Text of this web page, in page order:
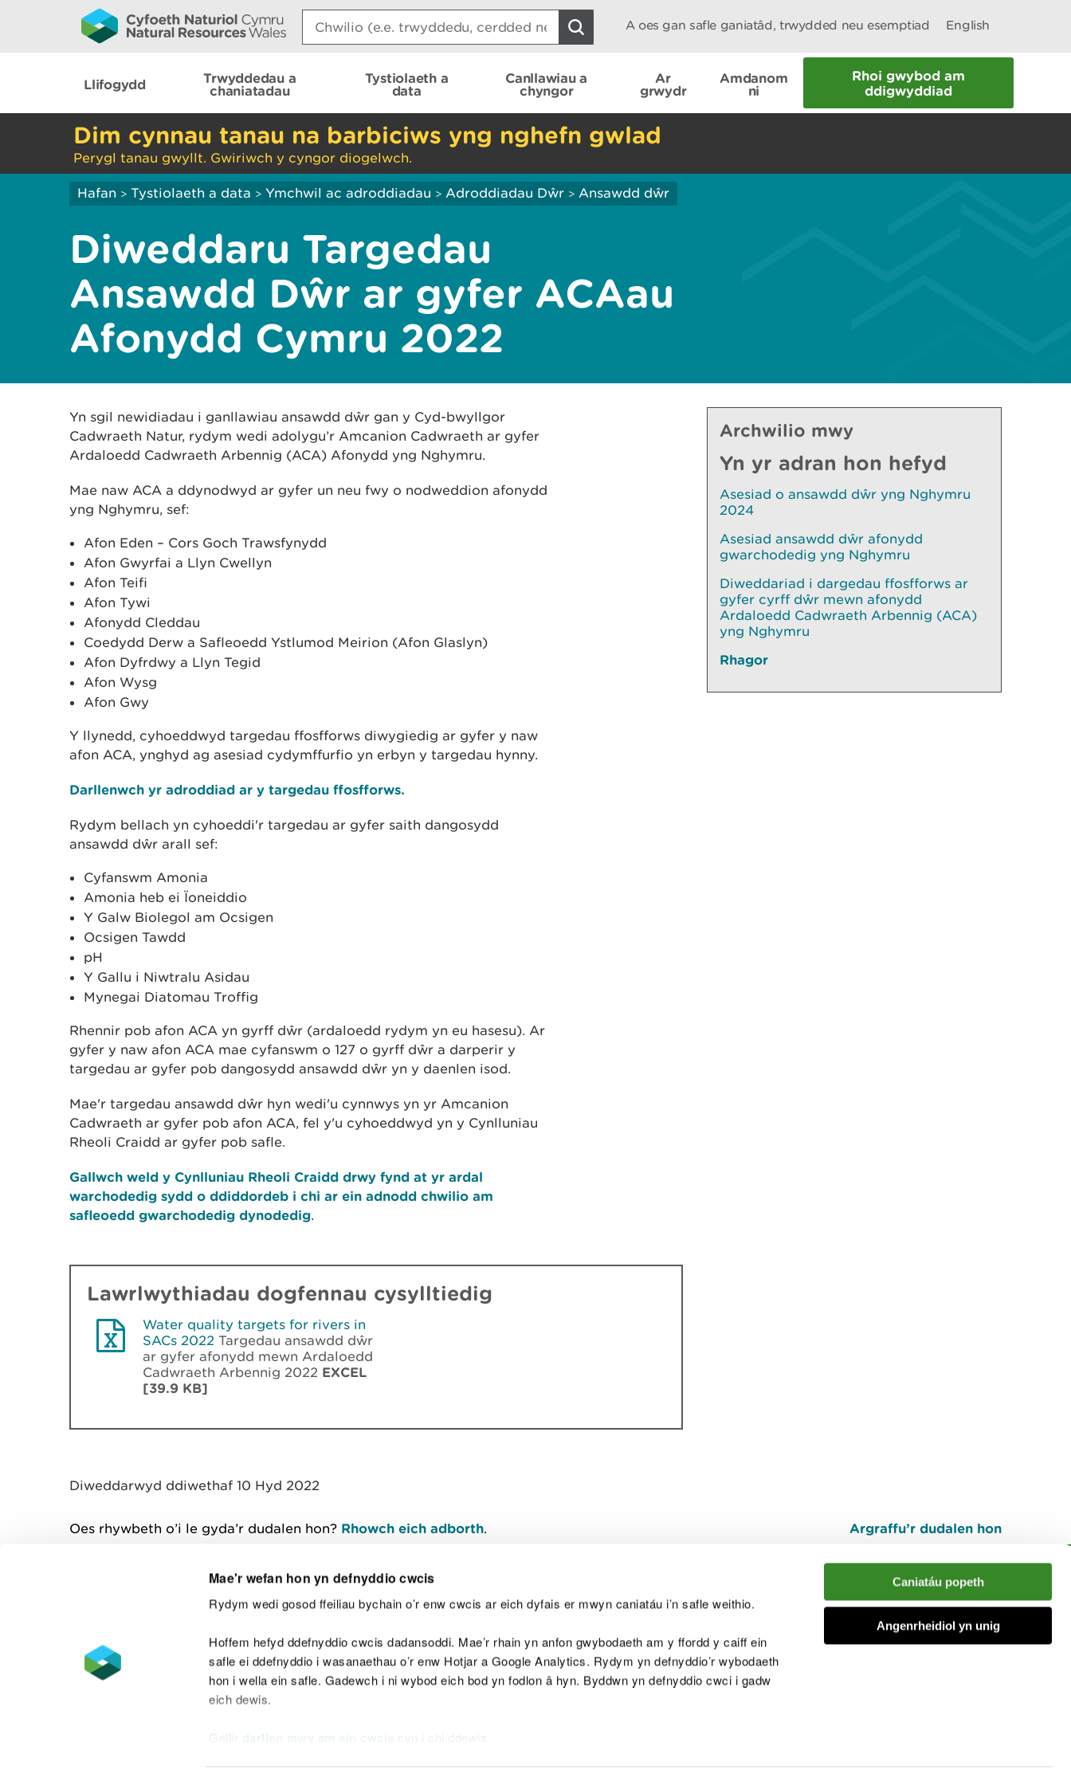
Mae'r wefan hon yn defnyddio cwcis
Rydym wedi gosod ffeiliau bychain o’r enw cwcis ar eich dyfais er mwyn caniatáu i’n safle weithio.
Hoffem hefyd ddefnyddio cwcis dadansoddi. Mae’r rhain yn anfon gwybodaeth am y ffordd y caiff ein
safle ei ddefnyddio i wasanaethau o’r enw Hotjar a Google Analytics. Rydym yn defnyddio’r wybodaeth
hon i wella ein safle. Gadewch i ni wybod eich bod yn fodlon â hyn. Byddwn yn defnyddio cwci i gadw
eich dewis.
darllen mwy am ein cwcis
Caniatáu popeth
Angenrheidiol yn unig
Search:
A oes gan safle ganiatâd, trwydded neu esemptiad English
Llifogydd
Trwyddedau a
chaniatadau
Tystiolaeth a
data
Canllawiau a
chyngor
Ar
grwydr
Amdanom
ni
Rhoi gwybod am
ddigwyddiad
Dim cynnau tanau na barbiciws yng nghefn gwlad
Perygl tanau gwyllt. Gwiriwch y cyngor diogelwch.
Hafan > Tystiolaeth a data > Ymchwil ac adroddiadau > Adroddiadau Dŵr > Ansawdd dŵr
Diweddaru Targedau
Ansawdd Dŵr ar gyfer ACAau
Afonydd Cymru 2022
Yn sgil newidiadau i ganllawiau ansawdd dŵr gan y Cyd-bwyllgor
Cadwraeth Natur, rydym wedi adolygu’r Amcanion Cadwraeth ar gyfer
Ardaloedd Cadwraeth Arbennig (ACA) Afonydd yng Nghymru.
Mae naw ACA a ddynodwyd ar gyfer un neu fwy o nodweddion afonydd
yng Nghymru, sef:
Afon Eden – Cors Goch Trawsfynydd
Afon Gwyrfai a Llyn Cwellyn
Afon Teifi
Afon Tywi
Afonydd Cleddau
Coedydd Derw a Safleoedd Ystlumod Meirion (Afon Glaslyn)
Afon Dyfrdwy a Llyn Tegid
Afon Wysg
Afon Gwy
Y llynedd, cyhoeddwyd targedau ffosfforws diwygiedig ar gyfer y naw
afon ACA, ynghyd ag asesiad cydymffurfio yn erbyn y targedau hynny.
Darllenwch yr adroddiad ar y targedau ffosfforws.
Rydym bellach yn cyhoeddi'r targedau ar gyfer saith dangosydd
ansawdd dŵr arall sef:
Cyfanswm Amonia
Amonia heb ei Ïoneiddio
Y Galw Biolegol am Ocsigen
Ocsigen Tawdd
pH
Y Gallu i Niwtralu Asidau
Mynegai Diatomau Troffig
Rhennir pob afon ACA yn gyrff dŵr (ardaloedd rydym yn eu hasesu). Ar
gyfer y naw afon ACA mae cyfanswm o 127 o gyrff dŵr a darperir y
targedau ar gyfer pob dangosydd ansawdd dŵr yn y daenlen isod.
Mae'r targedau ansawdd dŵr hyn wedi'u cynnwys yn yr Amcanion
Cadwraeth ar gyfer pob afon ACA, fel y'u cyhoeddwyd yn y Cynlluniau
Rheoli Craidd ar gyfer pob safle.
Gallwch weld y Cynlluniau Rheoli Craidd drwy fynd at yr ardal
warchodedig sydd o ddiddordeb i chi ar ein adnodd chwilio am
safleoedd gwarchodedig dynodedig.
Lawrlwythiadau dogfennau cysylltiedig
Water quality targets for rivers in
SACs 2022 Targedau ansawdd dŵr
ar gyfer afonydd mewn Ardaloedd
Cadwraeth Arbennig 2022 EXCEL
[39.9 KB]
Archwilio mwy
Yn yr adran hon hefyd
Asesiad o ansawdd dŵr yng Nghymru
2024
Asesiad ansawdd dŵr afonydd
gwarchodedig yng Nghymru
Diweddariad i dargedau ffosfforws ar
gyfer cyrff dŵr mewn afonydd
Ardaloedd Cadwraeth Arbennig (ACA)
yng Nghymru
Rhagor
Diweddarwyd ddiwethaf 10 Hyd 2022
Oes rhywbeth o’i le gyda’r dudalen hon? Rhowch eich adborth. Argraffu’r dudalen hon
I fyny
Datganiad hygyrchedd Safonau'r Gymraeg
Datganiad caethwasiaeth fodern